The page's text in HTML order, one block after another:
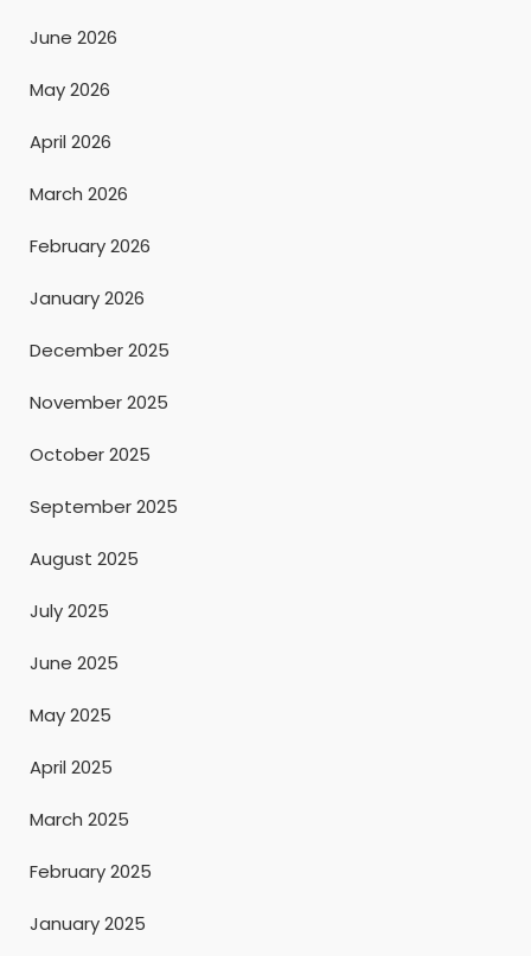
June 2026
May 2026
April 2026
March 2026
February 2026
January 2026
December 2025
November 2025
October 2025
September 2025
August 2025
July 2025
June 2025
May 2025
April 2025
March 2025
February 2025
January 2025